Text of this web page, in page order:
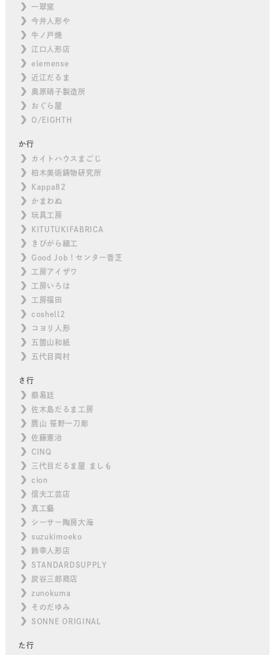
一翠窯
今井人形や
牛ノ戸焼
江口人形店
elemense
近江だるま
奥原硝子製造所
おぐら屋
O/EIGHTH
か行
カイトハウスまごじ
柏木美術鋳物研究所
Kappa82
かまわぬ
玩具工房
KITUTUKIFABRICA
きびがら細工
Good Job！センター香芝
工房アイザワ
工房いろは
工房福田
coshell2
コヨリ人形
五箇山和紙
五代目両村
さ行
蔡易廷
佐木島だるま工房
鷹山 笹野一刀彫
佐藤憲治
CINQ
三代目だるま屋 ましも
cion
信夫工芸店
真工藝
シーサー陶房大海
suzukimoeko
鈴幸人形店
STANDARDSUPPLY
炭谷三郎商店
zunokuma
そのだゆみ
SONNE ORIGINAL
た行